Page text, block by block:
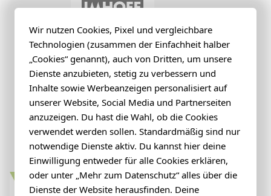
Wir nutzen Cookies, Pixel und vergleichbare
Technologien (zusammen der Einfachheit halber
„Cookies“ genannt), auch von Dritten, um unsere
Dienste anzubieten, stetig zu verbessern und
Inhalte sowie Werbeanzeigen personalisiert auf
unserer Website, Social Media und Partnerseiten
anzuzeigen. Du hast die Wahl, ob die Cookies
verwendet werden sollen. Standardmäßig sind nur
notwendige Dienste aktiv. Du kannst hier deine
Einwilligung entweder für alle Cookies erklären,
oder unter „Mehr zum Datenschutz“ alles über die
Dienste der Website herausfinden. Deine